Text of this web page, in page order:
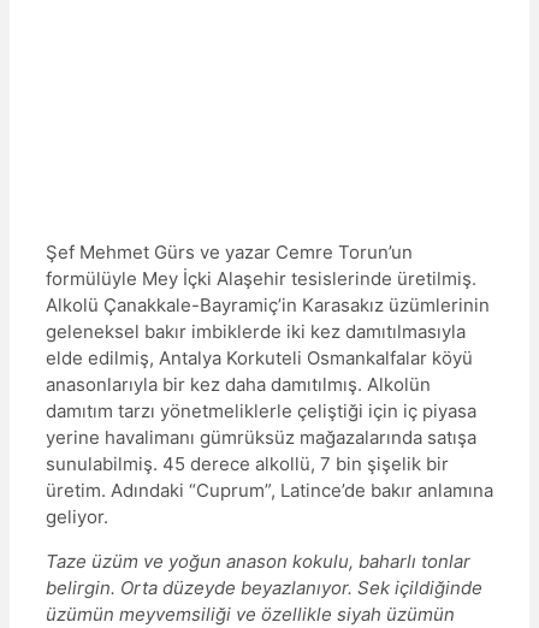
Şef Mehmet Gürs ve yazar Cemre Torun’un
formülüyle Mey İçki Alaşehir tesislerinde üretilmiş.
Alkolü Çanakkale-Bayramiç’in Karasakız üzümlerinin
geleneksel bakır imbiklerde iki kez damıtılmasıyla
elde edilmiş, Antalya Korkuteli Osmankalfalar köyü
anasonlarıyla bir kez daha damıtılmış. Alkolün
damıtım tarzı yönetmeliklerle çeliştiği için iç piyasa
yerine havalimanı gümrüksüz mağazalarında satışa
sunulabilmiş. 45 derece alkollü, 7 bin şişelik bir
üretim. Adındaki “Cuprum”, Latince’de bakır anlamına
geliyor.
Taze üzüm ve yoğun anason kokulu, baharlı tonlar
belirgin. Orta düzeyde beyazlanıyor. Sek içildiğinde
üzümün meyvemsiliği ve özellikle siyah üzümün